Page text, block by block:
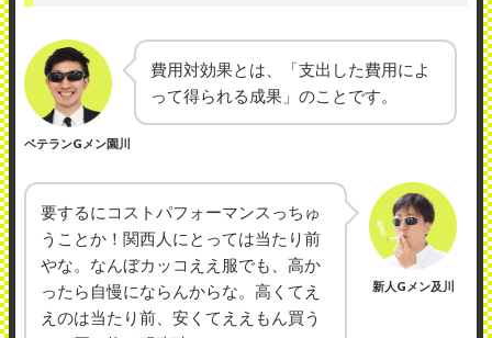
ベテランGメン園川
費用対効果とは、「支出した費用によ
って得られる成果」のことです。
要するにコストパフォーマンスっちゅ
うことか！関西人にとっては当たり前
やな。なんぼカッコええ服でも、高か
ったら自慢にならんからな。高くてえ
えのは当たり前、安くてええもん買う
新人Gメン及川